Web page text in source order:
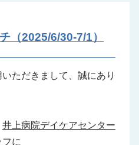
（2025/6/30-7/1）
ただきまして、誠にあり
井上病院デイケアセンター
に